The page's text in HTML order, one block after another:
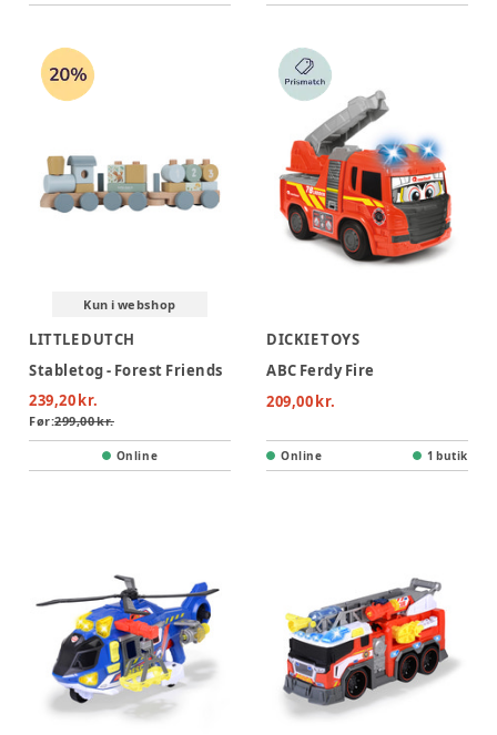
Kun i webshop
LITTLE DUTCH
Stabletog - Forest Friends
239,20 kr.
Før:299,00 kr.
Online
DICKIE TOYS
ABC Ferdy Fire
209,00 kr.
Online 1 butik